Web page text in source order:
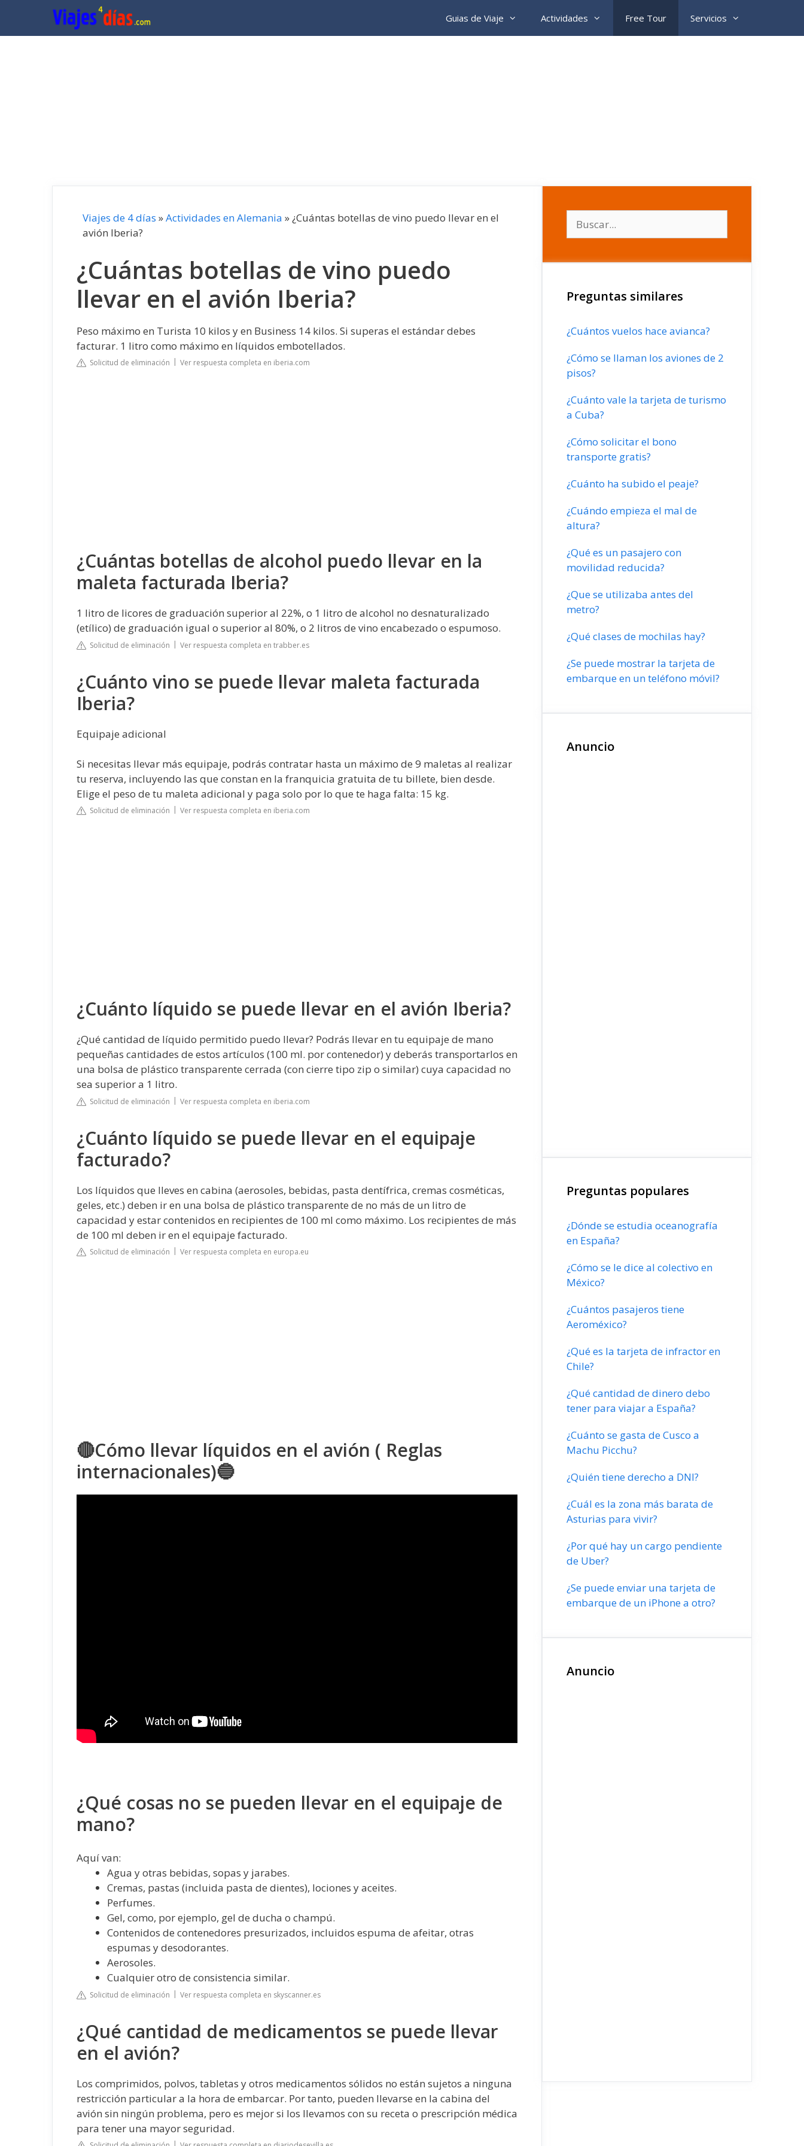
contenido
Guias de Viaje Actividades Free Tour Servicios
Viajes de 4 días »Actividades en Alemania »¿Cuántas botellas de vino puedo llevar en el
avión Iberia?
¿Cuántas botellas de vino puedo
llevar en el avión Iberia?
Peso máximo en Turista 10 kilos y en Business 14 kilos. Si superas el estándar debes
facturar. 1 litro como máximo en líquidos embotellados.
Solicitud de eliminación Ver respuesta completa en iberia.com
¿Cuántas botellas de alcohol puedo llevar en la
maleta facturada Iberia?
1 litro de licores de graduación superior al 22%, o 1 litro de alcohol no desnaturalizado
(etílico) de graduación igual o superior al 80%, o 2 litros de vino encabezado o espumoso.
Solicitud de eliminación Ver respuesta completa en trabber.es
¿Cuánto vino se puede llevar maleta facturada
Iberia?
Equipaje adicional
Si necesitas llevar más equipaje, podrás contratar hasta un máximo de 9 maletas al realizar
tu reserva, incluyendo las que constan en la franquicia gratuita de tu billete, bien desde.
Elige el peso de tu maleta adicional y paga solo por lo que te haga falta: 15 kg.
Solicitud de eliminación Ver respuesta completa en iberia.com
¿Cuánto líquido se puede llevar en el avión Iberia?
¿Qué cantidad de líquido permitido puedo llevar? Podrás llevar en tu equipaje de mano
pequeñas cantidades de estos artículos (100 ml. por contenedor) y deberás transportarlos en
una bolsa de plástico transparente cerrada (con cierre tipo zip o similar) cuya capacidad no
sea superior a 1 litro.
Solicitud de eliminación Ver respuesta completa en iberia.com
¿Cuánto líquido se puede llevar en el equipaje
facturado?
Los líquidos que lleves en cabina (aerosoles, bebidas, pasta dentífrica, cremas cosméticas,
geles, etc.) deben ir en una bolsa de plástico transparente de no más de un litro de
capacidad y estar contenidos en recipientes de 100 ml como máximo. Los recipientes de más
de 100 ml deben ir en el equipaje facturado.
Solicitud de eliminación Ver respuesta completa en europa.eu
🔴Cómo llevar líquidos en el avión ( Reglas
internacionales)🔵
¿Qué cosas no se pueden llevar en el equipaje de
mano?
Aquí van:
Agua y otras bebidas, sopas y jarabes.
Cremas, pastas (incluida pasta de dientes), lociones y aceites.
Perfumes.
Gel, como, por ejemplo, gel de ducha o champú.
Contenidos de contenedores presurizados, incluidos espuma de afeitar, otras
espumas y desodorantes.
Aerosoles.
Cualquier otro de consistencia similar.
Solicitud de eliminación Ver respuesta completa en skyscanner.es
¿Qué cantidad de medicamentos se puede llevar
en el avión?
Los comprimidos, polvos, tabletas y otros medicamentos sólidos no están sujetos a ninguna
restricción particular a la hora de embarcar. Por tanto, pueden llevarse en la cabina del
avión sin ningún problema, pero es mejor si los llevamos con su receta o prescripción médica
para tener una mayor seguridad.
Preguntas similares
¿Cuántos vuelos hace avianca?
¿Cómo se llaman los aviones de 2
pisos?
¿Cuánto vale la tarjeta de turismo
a Cuba?
¿Cómo solicitar el bono
transporte gratis?
¿Cuánto ha subido el peaje?
¿Cuándo empieza el mal de
altura?
¿Qué es un pasajero con
movilidad reducida?
¿Que se utilizaba antes del
metro?
¿Qué clases de mochilas hay?
¿Se puede mostrar la tarjeta de
embarque en un teléfono móvil?
Anuncio
Preguntas populares
¿Dónde se estudia oceanografía
en España?
¿Cómo se le dice al colectivo en
México?
¿Cuántos pasajeros tiene
Aeroméxico?
¿Qué es la tarjeta de infractor en
Chile?
¿Qué cantidad de dinero debo
tener para viajar a España?
¿Cuánto se gasta de Cusco a
Machu Picchu?
¿Quién tiene derecho a DNI?
¿Cuál es la zona más barata de
Asturias para vivir?
¿Por qué hay un cargo pendiente
de Uber?
¿Se puede enviar una tarjeta de
embarque de un iPhone a otro?
Anuncio